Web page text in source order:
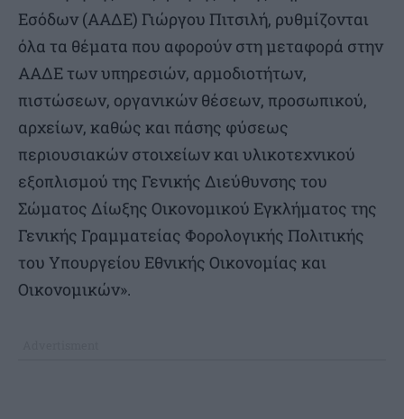
Εσόδων (ΑΑΔΕ) Γιώργου Πιτσιλή, ρυθμίζονται
όλα τα θέματα που αφορούν στη μεταφορά στην
ΑΑΔΕ των υπηρεσιών, αρμοδιοτήτων,
πιστώσεων, οργανικών θέσεων, προσωπικού,
αρχείων, καθώς και πάσης φύσεως
περιουσιακών στοιχείων και υλικοτεχνικού
εξοπλισμού της Γενικής Διεύθυνσης του
Σώματος Δίωξης Οικονομικού Εγκλήματος της
Γενικής Γραμματείας Φορολογικής Πολιτικής
του Υπουργείου Εθνικής Οικονομίας και
Οικονομικών».